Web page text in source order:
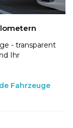
- transparent
Ihr
Fahrzeuge